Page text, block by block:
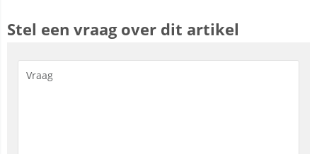
Stel een vraag over dit artikel